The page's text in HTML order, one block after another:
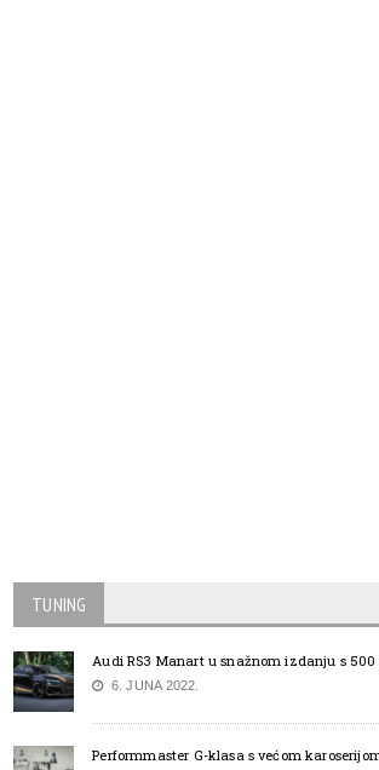
TUNING
Audi RS3 Manart u snažnom izdanju s 500
6. JUNA 2022.
Performmaster G-klasa s većom